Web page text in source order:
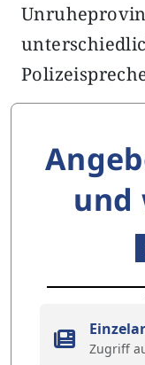
und
Zugriff